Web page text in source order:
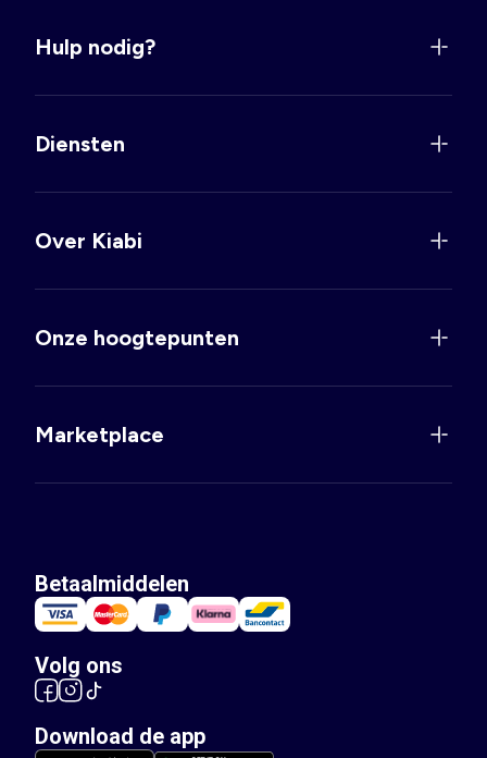
Hulp nodig?
Diensten
Over Kiabi
Onze hoogtepunten
Marketplace
Betaalmiddelen
Volg ons
Download de app